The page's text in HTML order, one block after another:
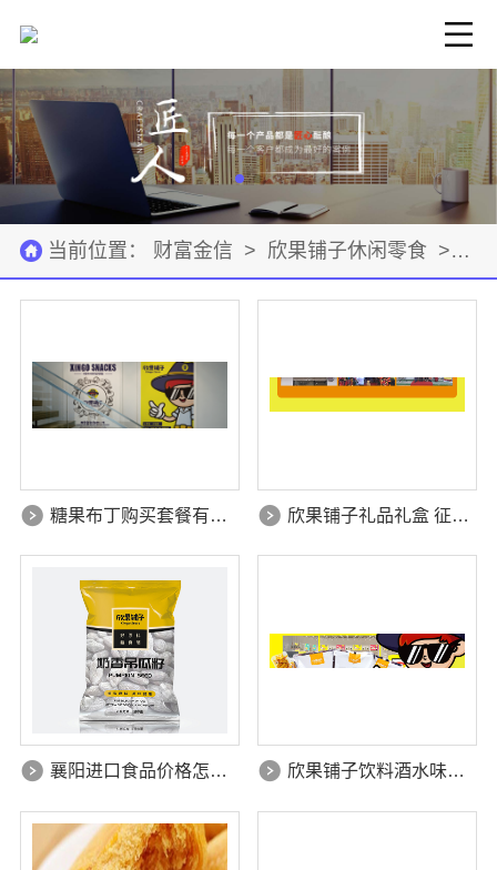
当前位置： 财富金信 > 欣果铺子休闲零食 > 产
糖果布丁购买套餐有优惠吗 欣果铺子礼品礼盒 征集所有顾客对产品的意见
襄阳进口食品价格怎么样 欣果铺子饮料酒水味道非常不错